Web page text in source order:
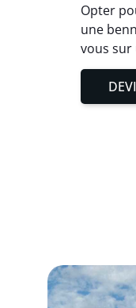
Opter
une
vous sur